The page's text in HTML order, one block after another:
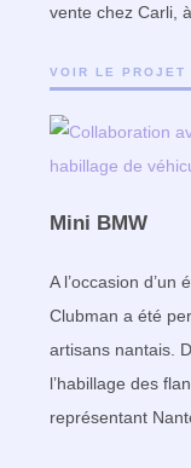
vente chez Carli,
VOIR LE PROJET
Mini BMW
A l’occasion
Clubman a été
artisans nantais.
l’habillage des
représentant